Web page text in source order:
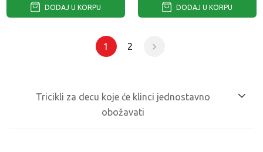
DODAJ U KORPU DODAJ U KORPU
1 2
Tricikli za decu koje će klinci jednostavno
obožavati